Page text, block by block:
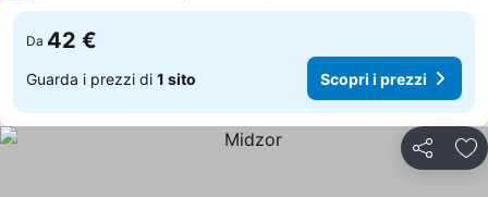
Da 42 €
Guarda i prezzi di 1 sito Scopri i prezzi
Condividi